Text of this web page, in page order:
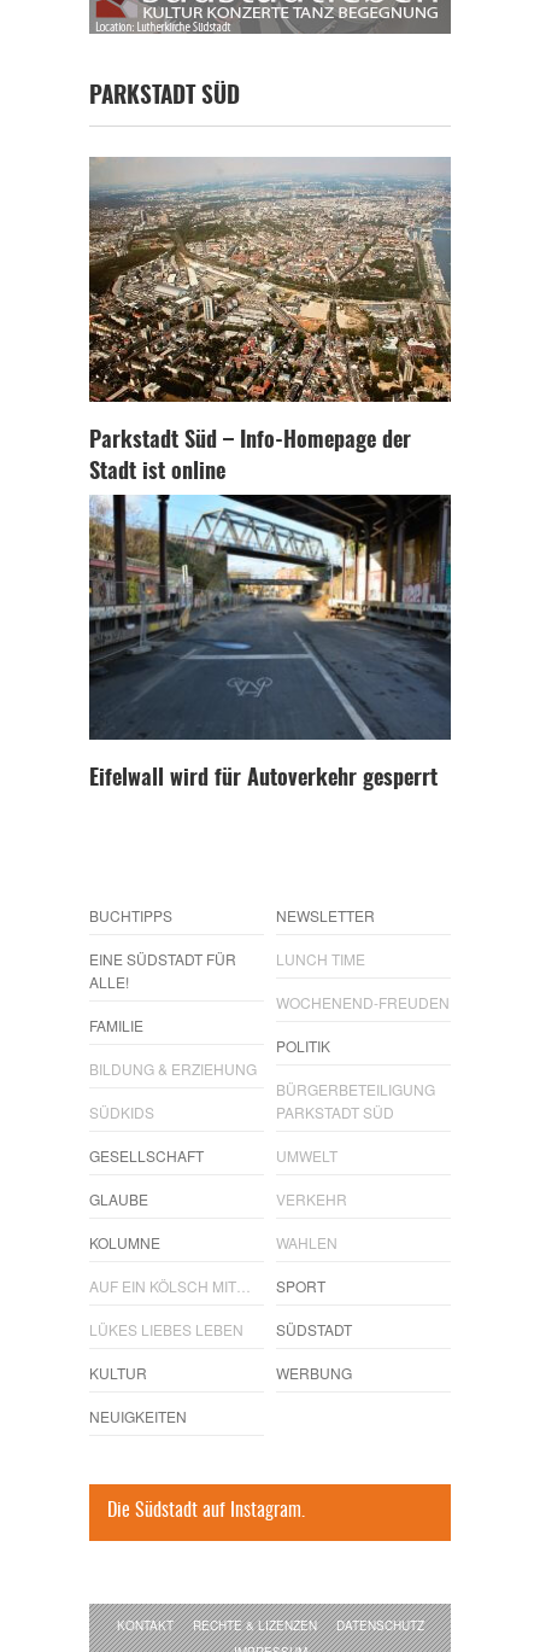
PARKSTADT SÜD
Parkstadt Süd – Info-Homepage der
Stadt ist online
Eifelwall wird für Autoverkehr gesperrt
BUCHTIPPS
EINE SÜDSTADT FÜR
ALLE!
FAMILIE
BILDUNG & ERZIEHUNG
SÜDKIDS
GESELLSCHAFT
GLAUBE
KOLUMNE
AUF EIN KÖLSCH MIT…
LÜKES LIEBES LEBEN
KULTUR
NEUIGKEITEN
NEWSLETTER
LUNCH TIME
WOCHENEND-FREUDEN
POLITIK
BÜRGERBETEILIGUNG
PARKSTADT SÜD
UMWELT
VERKEHR
WAHLEN
SPORT
SÜDSTADT
WERBUNG
Die Südstadt auf Instagram.
KONTAKT RECHTE & LIZENZEN
DATENSCHUTZ